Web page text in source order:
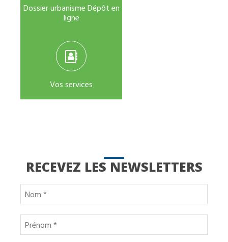
Dossier urbanisme Dépôt en
ligne
Vos services
RECEVEZ LES NEWSLETTERS